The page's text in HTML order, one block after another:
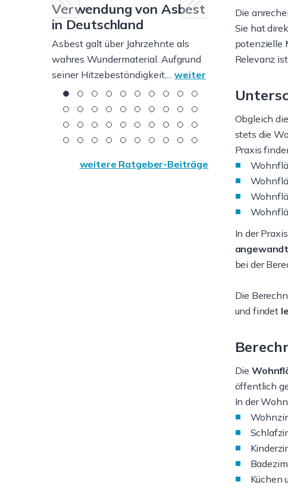
Verwendung von Asbest
in Deutschland
Asbest galt über Jahrzehnte als
wahres Wundermaterial. Aufgrund
seiner Hitzebeständigkeit,... weiter
Immobilien
Der Kauf einer
Kapitalanlage
weiter
weitere Ratgeber-Beiträge
Die
Sie hat
potenzielle
Relevanz
Obgleich
stets die
Praxis
In der
bei der
Die
und findet
Die
öffentlich
In der
Küchen